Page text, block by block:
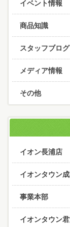
イベント情報
商品知識
スタッフブログ
メディア情報
その他
イオン長浦店
イオンタウン
事業本部
イオンタウン